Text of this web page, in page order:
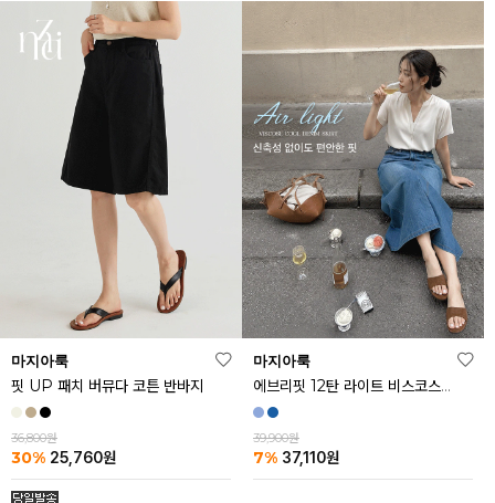
마지아룩
핏 UP 패치 버뮤다 코튼 반바지
36,800원
30% 25,760원
마지아룩
에브리핏 12탄 라이트 비스코스 쿨 데님 스커트
39,900원
7% 37,110원